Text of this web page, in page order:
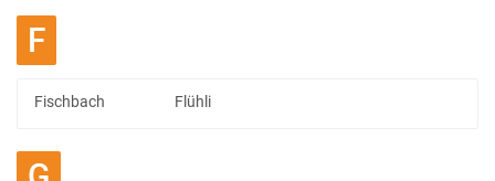
F
Fischbach Flühli